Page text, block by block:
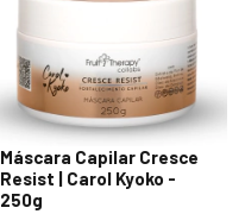
Máscara Capilar Cresce
Resist | Carol Kyoko -
250g